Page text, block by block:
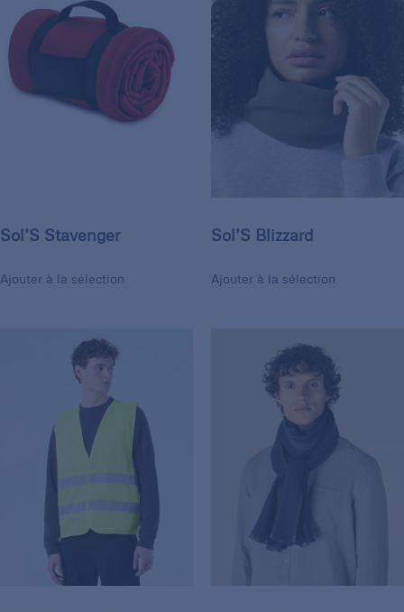
Sol’S Stavenger
Ajouter à la sélection
Sol’S Blizzard
Ajouter à la sélection